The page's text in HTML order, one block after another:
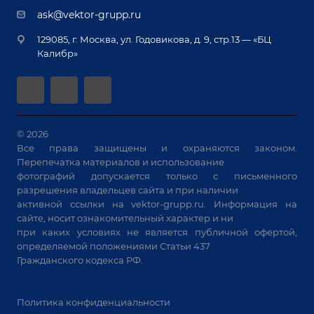
Документы
Специализированные решения для сварки
Позиционеры и вращатели
Машины контактной сварки
Универсальные зажимы
Системы аспирации
Станки лазерной резки
Решения для учебных заведений
Гарантия
автоматизации
ask@vektor-grupp.ru
129085, г. Москва, ул. Годовикова, д. 9, стр.13 — «БЦ
Калибр»
© 2026
Все права защищены и охраняются законом.
Перепечатка материалов и использование
фотографий допускается только с письменного
разрешения владельцев сайта и при наличии
активной ссылки наvektor-grupp.ru . Информация на
сайте, носит ознакомительный характер и ни
при каких условиях не является публичной офертой,
определяемой положениями Статьи 437
Гражданского кодекса РФ.
Политика конфиденциальности